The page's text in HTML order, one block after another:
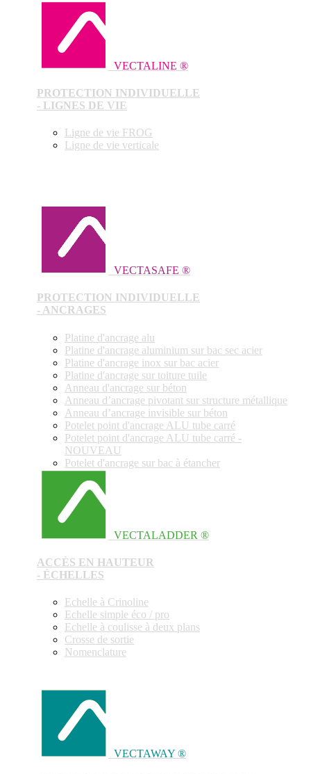
VECTALINE ®
PROTECTION INDIVIDUELLE
- LIGNES DE VIE
Ligne de vie FROG
Ligne de vie verticale
VECTASAFE ®
PROTECTION INDIVIDUELLE
- ANCRAGES
Platine d'ancrage alu
Platine d'ancrage aluminium sur bac sec acier
Platine d'ancrage inox sur bac acier
Platine d'ancrage sur toiture tuile
Anneau d'ancrage sur béton
Anneau d’ancrage pivotant sur structure métallique
Anneau d’ancrage invisible sur béton
Potelet point d'ancrage ALU tube carré
Potelet point d'ancrage ALU tube carré -
NOUVEAU
Potelet d'ancrage sur bac à étancher
VECTALADDER ®
ACCÈS EN HAUTEUR
- ÉCHELLES
Echelle à Crinoline
Echelle simple éco / pro
Echelle à coulisse à deux plans
Crosse de sortie
Nomenclature
VECTAWAY ®